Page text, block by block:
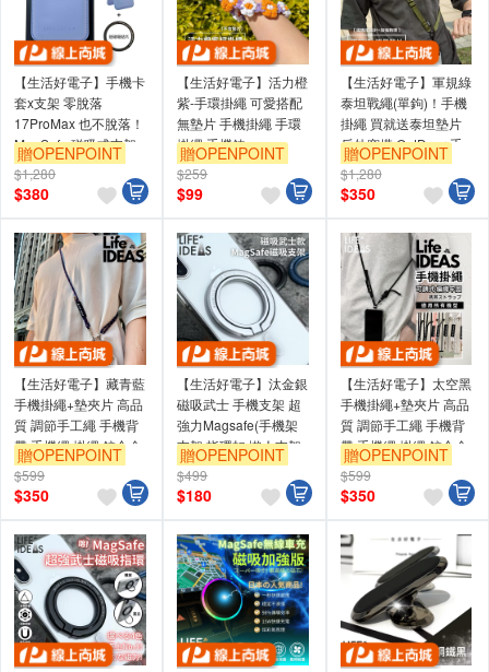
【生活好電子】手機卡
套x支架 零脫落
17ProMax 也不脫落！
MagSafe 磁吸式支架
皮革質感 卡套 卡包 卡
夾 適用
iPhone/Android-湖水
贈OPENPOINT
$1,280
$380
【生活好電子】活力橙
紫-手環掛繩 可愛搭配
無墊片 手機掛繩 手環
掛繩 手機鍊
贈OPENPOINT
$259
$99
【生活好電子】軍規綠
泰坦戰繩(單鉤)！手機
掛繩 買就送泰坦墊片
戶外穿搭 OutDoor 手
機掛繩 手機背帶 手機
繩 掛繩 鋅合金 不生
鏽！
贈OPENPOINT
$1,280
$350
【生活好電子】藏青藍
手機掛繩+墊夾片 高品
質 調節手工繩 手機背
帶 手機繩 掛繩 鋅合金
絕不生鏽！
贈OPENPOINT
$599
$350
【生活好電子】汰金銀
磁吸武士 手機支架 超
強力Magsafe(手機架
支架 指環扣 懶人支架
磁吸支架 背貼支架)
贈OPENPOINT
$499
$180
【生活好電子】太空黑
手機掛繩+墊夾片 高品
質 調節手工繩 手機背
帶 手機繩 掛繩 鋅合金
絕不生鏽！
贈OPENPOINT
$599
$350